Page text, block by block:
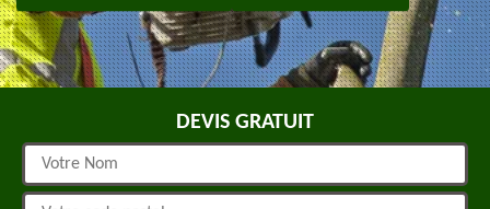
DEVIS GRATUIT